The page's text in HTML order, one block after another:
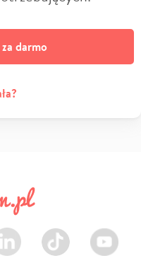
darmo
TikTok Youtube